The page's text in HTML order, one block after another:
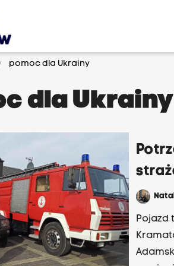
pomoc dla Ukrainy
dla Ukrainy
Pojazd